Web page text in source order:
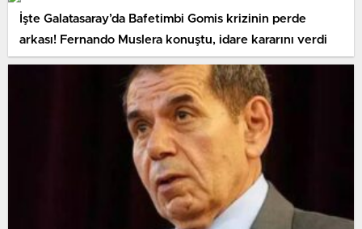
İşte Galatasaray’da Bafetimbi Gomis krizinin perde
arkası! Fernando Muslera konuştu, idare kararını verdi